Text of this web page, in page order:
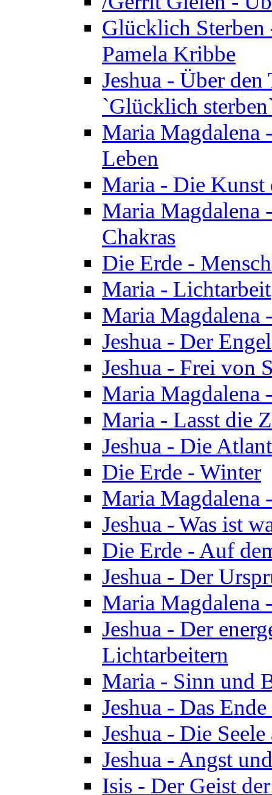
Glücklich
Pamela Kribbe
Jeshua - Über
`Glücklich
Maria Magdalena
Leben
Maria - Die Kunst
Maria Magdalena
Chakras
Die Erde -
Maria - Lichtarbeit
Maria Magdalena
Jeshua - Der
Jeshua - Frei von
Maria Magdalena
Maria - Lasst die
Jeshua - Die
Die Erde - Winter
Maria Magdalena
Jeshua - Was ist
Die Erde - Auf
Jeshua - Der
Maria Magdalena
Jeshua - Der
Lichtarbeitern
Maria - Sinn und
Jeshua - Das
Jeshua - Die
Jeshua - Angst
Isis - Der Geist